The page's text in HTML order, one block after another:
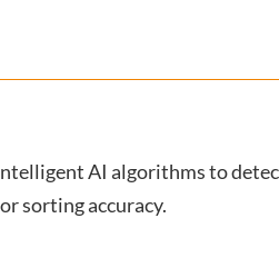
AI algorithms to
sorting accuracy.